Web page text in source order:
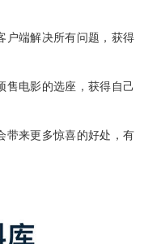
户端解决所有问题，获得
售电影的选座，获得自己
带来更多惊喜的好处，有